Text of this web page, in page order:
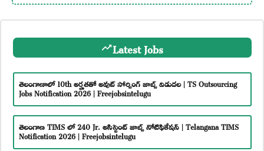
Latest Jobs
తెలంగాణాలో 10th అర్హతతో అవుట్ సోర్సింగ్ జాబ్స్ విడుదల | TS Outsourcing
Jobs Notification 2026 | Freejobsintelugu
తెలంగాణ TIMS లో 240 Jr. అసిస్టెంట్ జాబ్స్ నోటిఫికేషన్ | Telangana TIMS
Notification 2026 | Freejobsintelugu